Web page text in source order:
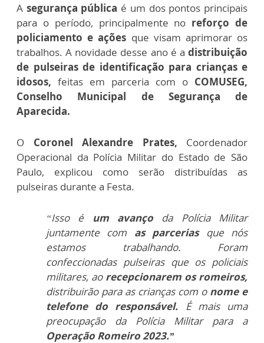
A segurança pública é um dos pontos principais
para o período, principalmente no reforço de
policiamento e ações que visam aprimorar os
trabalhos. A novidade desse ano é a distribuição
de pulseiras de identificação para crianças e
idosos, feitas em parceria com o COMUSEG,
Conselho Municipal de Segurança de
Aparecida.
O Coronel Alexandre Prates, Coordenador
Operacional da Polícia Militar do Estado de São
Paulo, explicou como serão distribuídas as
pulseiras durante a Festa.
“Isso é um avanço da Polícia Militar
juntamente com as parceriasque nós
estamos trabalhando. Foram
confeccionadas pulseiras que os policiais
militares, ao recepcionarem os romeiros,
distribuirão para as crianças com o nome e
telefone do responsável. É mais uma
preocupação da Polícia Militar para a
Operação Romeiro 2023.”